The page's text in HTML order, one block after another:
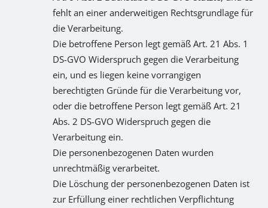
fehlt an einer anderweitigen Rechtsgrundlage für
die Verarbeitung.
Die betroffene Person legt gemäß Art. 21 Abs. 1
DS-GVO Widerspruch gegen die Verarbeitung
ein, und es liegen keine vorrangigen
berechtigten Gründe für die Verarbeitung vor,
oder die betroffene Person legt gemäß Art. 21
Abs. 2 DS-GVO Widerspruch gegen die
Verarbeitung ein.
Die personenbezogenen Daten wurden
unrechtmäßig verarbeitet.
Die Löschung der personenbezogenen Daten ist
zur Erfüllung einer rechtlichen Verpflichtung